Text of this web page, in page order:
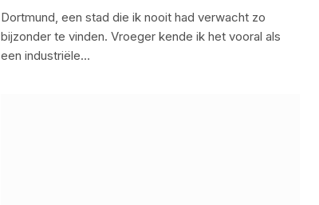
Dortmund, een stad die ik nooit had verwacht zo
bijzonder te vinden. Vroeger kende ik het vooral als
een industriële…